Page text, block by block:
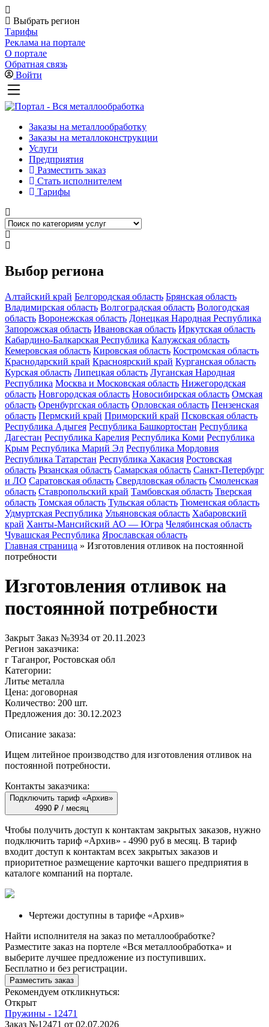
Выбрать регион
Тарифы
Реклама на портале
О портале
Обратная связь
Войти
Заказы на металлообработку
Заказы на металлоконструкции
Услуги
Предприятия
Разместить заказ
Стать исполнителем
Тарифы
Выбор региона
Алтайский край Белгородская область Брянская область
Владимирская область Волгоградская область Вологодская
область Воронежская область Донецкая Народная Республика
Запорожская область Ивановская область Иркутская область
Кабардино-Балкарская Республика Калужская область
Кемеровская область Кировская область Костромская область
Краснодарский край Красноярский край Курганская область
Курская область Липецкая область Луганская Народная
Республика Москва и Московская область Нижегородская
область Новгородская область Новосибирская область Омская
область Оренбургская область Орловская область Пензенская
область Пермский край Приморский край Псковская область
Республика Адыгея Республика Башкортостан Республика
Дагестан Республика Карелия Республика Коми Республика
Крым Республика Марий Эл Республика Мордовия
Республика Татарстан Республика Хакасия Ростовская
область Рязанская область Самарская область Санкт-Петербург
и ЛО Саратовская область Свердловская область Смоленская
область Ставропольский край Тамбовская область Тверская
область Томская область Тульская область Тюменская область
Удмуртская Республика Ульяновская область Хабаровский
край Ханты-Мансийский АО — Югра Челябинская область
Чувашская Республика Ярославская область
Главная страница » Изготовления отливок на постоянной
потребности
Изготовления отливок на
постоянной потребности
Закрыт Заказ №3934 от 20.11.2023
Регион заказчика:
г Таганрог, Ростовская обл
Категории:
Литье металла
Цена: договорная
Количество: 200 шт.
Предложения до: 30.12.2023
Описание заказа:
Ищем литейное производство для изготовления отливок на
постоянной потребности.
Контакты заказчика:
Подключить тариф «Архив»
4990 ₽ / месяц
Чтобы получить доступ к контактам закрытых заказов, нужно
подключить тариф «Архив» - 4990 руб в месяц. В тариф
входит доступ к контактам всех закрытых заказов и
приоритетное размещение карточки вашего предприятия в
каталоге компаний на портале.
Чертежи доступны в тарифе «Архив»
Найти исполнителя на заказ по металлообработке?
Разместите заказ на портеле «Вся металлообработка» и
выберите лучшее предложение из поступивших.
Бесплатно и без регистрации.
Разместить заказ
Рекомендуем откликнуться:
Открыт
Пружины - 12471
Заказ №12471 от 02.07.2026